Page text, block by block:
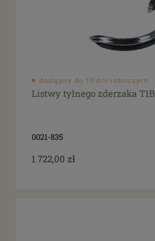
dostępny do 10 dni roboczych
Listwy tylnego zderzaka
0021-835
1 722,00 zł